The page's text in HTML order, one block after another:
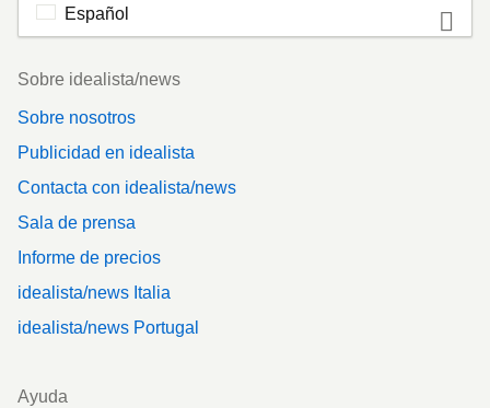
Español
Footer
Sobre idealista/news
Sobre nosotros
Publicidad en idealista
Contacta con idealista/news
Sala de prensa
Informe de precios
idealista/news Italia
idealista/news Portugal
Ayuda